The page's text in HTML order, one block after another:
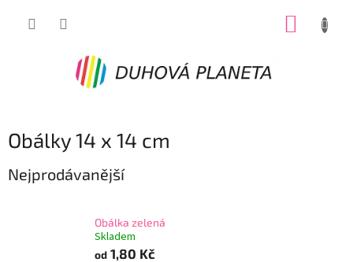
Obálky 14 x 14 cm
Nejprodávanější
Obálka zelená
Skladem
od 1,80 Kč